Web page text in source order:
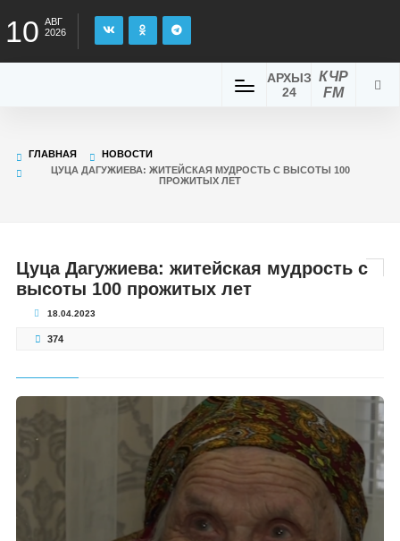
10 АВГ
2026
КЧР
FM
АРХЫЗ
24
ГЛАВНАЯ
НОВОСТИ
ЦУЦА ДАГУЖИЕВА: ЖИТЕЙСКАЯ МУДРОСТЬ С ВЫСОТЫ 100
ПРОЖИТЫХ ЛЕТ
Цуца Дагужиева: житейская мудрость с
высоты 100 прожитых лет
18.04.2023
374